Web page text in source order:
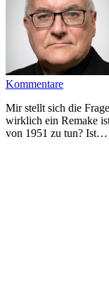
Kommentare
Mir stellt sich die Frage, ob der Film, der aktuell im Kino läuft,
wirklich ein Remake
von 1951 zu tun? Ist…